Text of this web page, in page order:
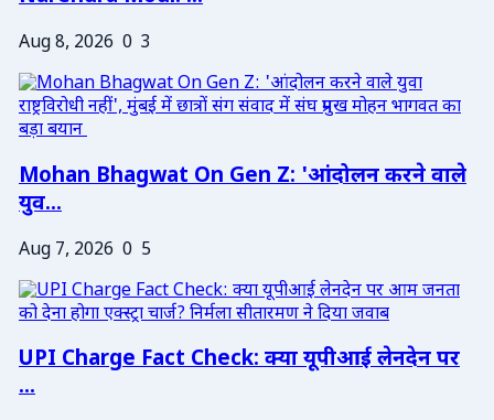
Aug 8, 2026 0 3
Mohan Bhagwat On Gen Z: 'आंदोलन करने वाले
युव...
Aug 7, 2026 0 5
UPI Charge Fact Check: क्या यूपीआई लेनदेन पर
...